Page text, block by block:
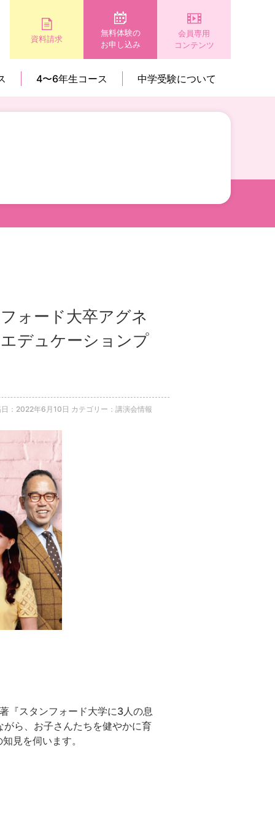
資料請求
無料体験の
お申し込み
会員専用
コンテンツ
4〜6年生コース 中学受験について
ォード大卒アグネ
デュケーションプ
：2022年6月10日 カテゴリー：講演会情報
『スタンフォード大学に3人の息
ら、お子さんたちを健やかに育
見を伺います。